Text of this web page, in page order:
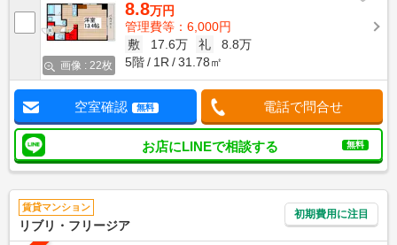
画像 : 22枚
8.8万円
管理費等：6,000円
敷
17.6万 礼
8.8万
5階
1R 31.78㎡
空室確認 無料 電話で問合せ
お店にLINEで相談する 無料
賃貸マンション
リブリ・フリージア
初期費用に注目